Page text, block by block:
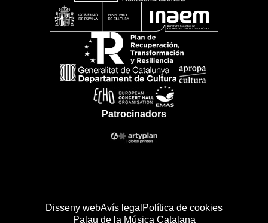
Patrocinadors
Disseny webAvís legal Política de cookies
Palau de la Música Catalana